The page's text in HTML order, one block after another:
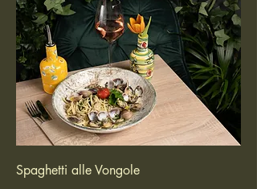
Spaghetti alle Vongole